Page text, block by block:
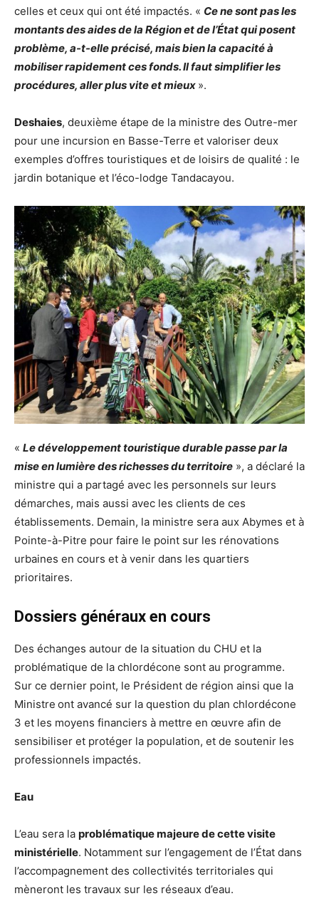
celles et ceux qui ont été impactés. « Ce ne sont pas les
montants des aides de la Région et de l’État qui posent
problème, a-t-elle précisé, mais bien la capacité à
mobiliser rapidement ces fonds. Il faut simplifier les
procédures, aller plus vite et mieux ».
Deshaies, deuxième étape de la ministre des Outre-mer
pour une incursion en Basse-Terre et valoriser deux
exemples d’offres touristiques et de loisirs de qualité : le
jardin botanique et l’éco-lodge Tandacayou.
« Le développement touristique durable passe par la
mise en lumière des richesses du territoire », a déclaré la
ministre qui a partagé avec les personnels sur leurs
démarches, mais aussi avec les clients de ces
établissements. Demain, la ministre sera aux Abymes et à
Pointe-à-Pitre pour faire le point sur les rénovations
urbaines en cours et à venir dans les quartiers
prioritaires.
Dossiers généraux en cours
Des échanges autour de la situation du CHU et la
problématique de la chlordécone sont au programme.
Sur ce dernier point, le Président de région ainsi que la
Ministre ont avancé sur la question du plan chlordécone
3 et les moyens financiers à mettre en œuvre afin de
sensibiliser et protéger la population, et de soutenir les
professionnels impactés.
Eau
L’eau sera la problématique majeure de cette visite
ministérielle. Notamment sur l’engagement de l’État dans
l’accompagnement des collectivités territoriales qui
mèneront les travaux sur les réseaux d’eau.